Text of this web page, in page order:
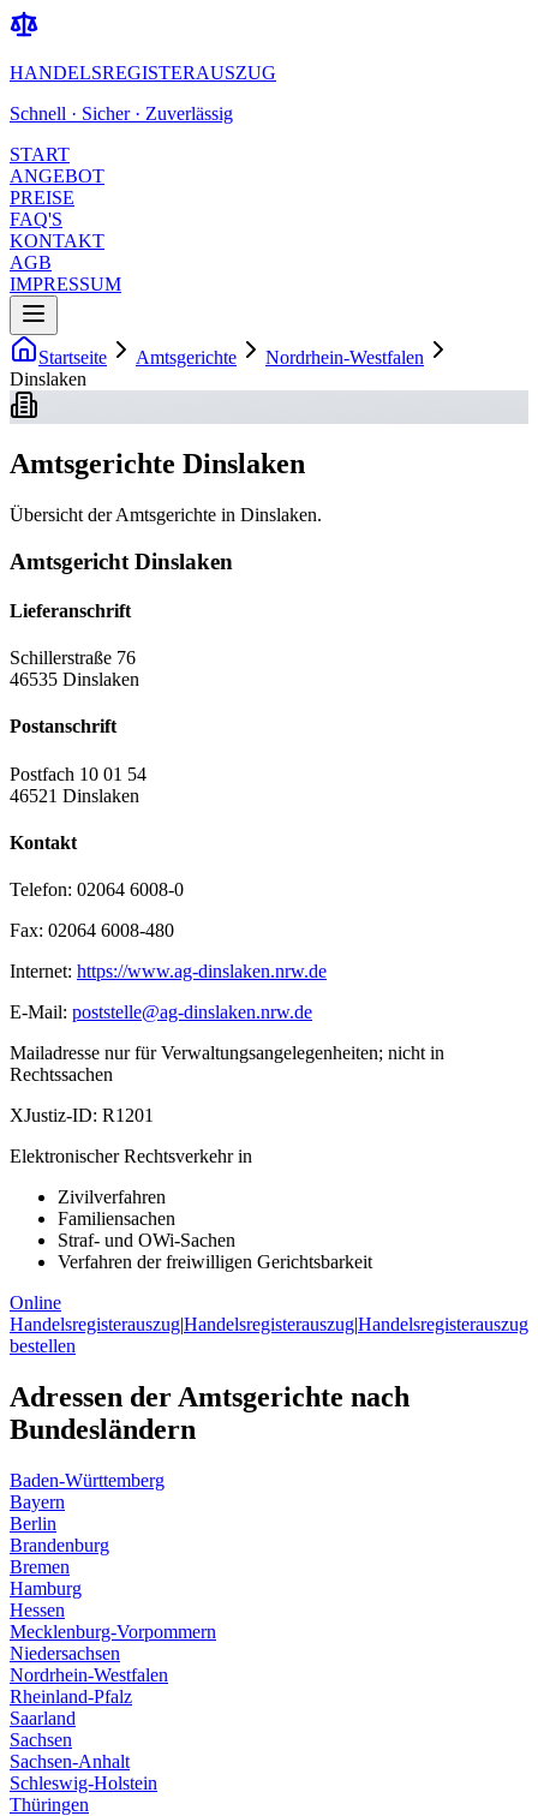
HANDELSREGISTERAUSZUG
Schnell · Sicher · Zuverlässig
START
ANGEBOT
PREISE
FAQ'S
KONTAKT
AGB
IMPRESSUM
Startseite Amtsgerichte
Nordrhein-Westfalen
Dinslaken
Amtsgerichte Dinslaken
Übersicht der Amtsgerichte in Dinslaken.
Amtsgericht Dinslaken
Lieferanschrift
Schillerstraße 76
46535 Dinslaken
Postanschrift
Postfach 10 01 54
46521 Dinslaken
Kontakt
Telefon: 02064 6008-0
Fax: 02064 6008-480
Internet: https://www.ag-dinslaken.nrw.de
E-Mail: poststelle@ag-dinslaken.nrw.de
Mailadresse nur für Verwaltungsangelegenheiten; nicht in
Rechtssachen
XJustiz-ID: R1201
Elektronischer Rechtsverkehr in
Zivilverfahren
Familiensachen
Straf- und OWi-Sachen
Verfahren der freiwilligen Gerichtsbarkeit
Online
Handelsregisterauszug|Handelsregisterauszug|Handelsregisterauszug
bestellen
Adressen der Amtsgerichte nach
Bundesländern
Baden-Württemberg
Bayern
Berlin
Brandenburg
Bremen
Hamburg
Hessen
Mecklenburg-Vorpommern
Niedersachsen
Nordrhein-Westfalen
Rheinland-Pfalz
Saarland
Sachsen
Sachsen-Anhalt
Schleswig-Holstein
Thüringen